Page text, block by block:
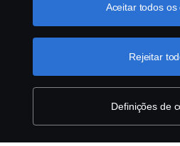
Brasil, Av. José Odorizzi, 151 - Vila
Bernardo do Campo. SP. Tel: +55
CNPJ 59.104.901/0001-76
"Configurações de cookies" e
ser encontrada clicando no link
“declaração de privacidade".
sua privacidade
Definições de
Rejeitar
Aceitar todos os